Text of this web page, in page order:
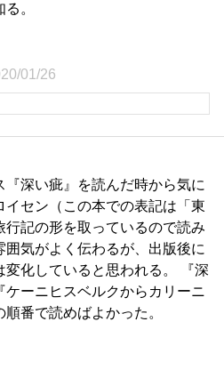
。
01/26
『深い疵』を読んだ時から気に
イセン（この本での表記は「東
行記の形を取っているので読み
囲気がよく伝わるが、出版後に
変化していると思われる。 『深
ーニヒスベルクからカリーニ
番で読めばよかった。